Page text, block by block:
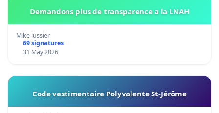
Demandons plus de transparence a la LNAH
Mike lussier
69 signatures
31 May 2026
Code vestimentaire Polyvalente St-Jérôme